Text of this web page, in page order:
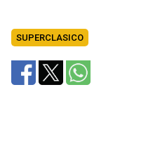
SUPERCLASICO